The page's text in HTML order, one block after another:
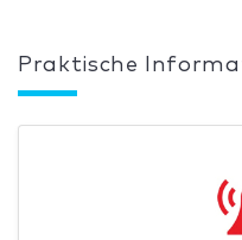
Praktische